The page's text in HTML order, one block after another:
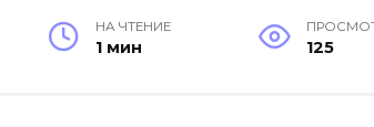
НА ЧТЕНИЕ
1 мин 125